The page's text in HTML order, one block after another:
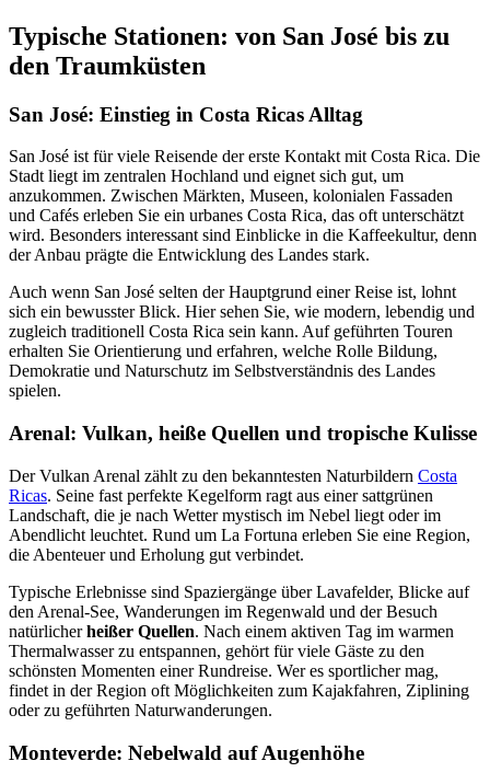
Typische Stationen: von San José bis zu
den Traumküsten
San José: Einstieg in Costa Ricas Alltag
San José ist für viele Reisende der erste Kontakt mit Costa Rica. Die
Stadt liegt im zentralen Hochland und eignet sich gut, um
anzukommen. Zwischen Märkten, Museen, kolonialen Fassaden
und Cafés erleben Sie ein urbanes Costa Rica, das oft unterschätzt
wird. Besonders interessant sind Einblicke in die Kaffeekultur, denn
der Anbau prägte die Entwicklung des Landes stark.
Auch wenn San José selten der Hauptgrund einer Reise ist, lohnt
sich ein bewusster Blick. Hier sehen Sie, wie modern, lebendig und
zugleich traditionell Costa Rica sein kann. Auf geführten Touren
erhalten Sie Orientierung und erfahren, welche Rolle Bildung,
Demokratie und Naturschutz im Selbstverständnis des Landes
spielen.
Arenal: Vulkan, heiße Quellen und tropische Kulisse
Der Vulkan Arenal zählt zu den bekanntesten Naturbildern Costa
Ricas. Seine fast perfekte Kegelform ragt aus einer sattgrünen
Landschaft, die je nach Wetter mystisch im Nebel liegt oder im
Abendlicht leuchtet. Rund um La Fortuna erleben Sie eine Region,
die Abenteuer und Erholung gut verbindet.
Typische Erlebnisse sind Spaziergänge über Lavafelder, Blicke auf
den Arenal-See, Wanderungen im Regenwald und der Besuch
natürlicherheißer Quellen. Nach einem aktiven Tag im warmen
Thermalwasser zu entspannen, gehört für viele Gäste zu den
schönsten Momenten einer Rundreise. Wer es sportlicher mag,
findet in der Region oft Möglichkeiten zum Kajakfahren, Ziplining
oder zu geführten Naturwanderungen.
Monteverde: Nebelwald auf Augenhöhe